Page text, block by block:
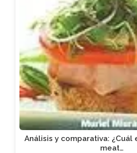
Análisis y comparativa: ¿Cuál
meat…